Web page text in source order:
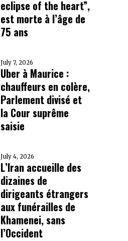
eclipse of the heart”,
est morte à l’âge de
75 ans
July 7, 2026
Uber à Maurice :
chauffeurs en colère,
Parlement divisé et
la Cour suprême
saisie
July 4, 2026
L’Iran accueille des
dizaines de
dirigeants étrangers
aux funérailles de
Khamenei, sans
l’Occident